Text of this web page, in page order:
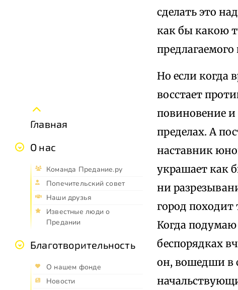
Главная
О нас
Команда Предание.ру
Попечительский совет
Наши друзья
Известные люди о
Предании
Благотворительность
О нашем фонде
Новости
сделать это
как бы какою
Но если когда
восстает
повиновение
пределах. А
наставник
украшает как
ни
город
Когда
беспорядках
он, вошедши в